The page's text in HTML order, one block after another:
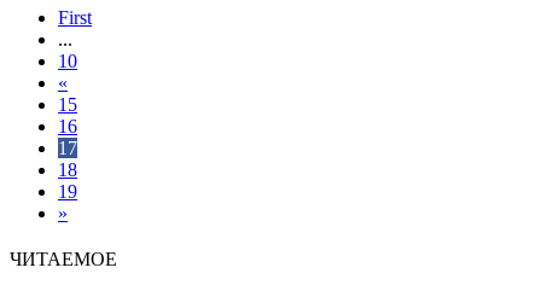
First
...
10
«
15
16
17
18
19
»
ЧИТАЕМОЕ